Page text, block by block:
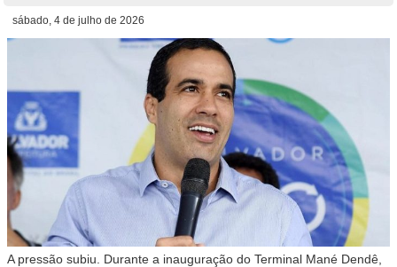
sábado, 4 de julho de 2026
A pressão subiu. Durante a inauguração do Terminal Mané Dendê,